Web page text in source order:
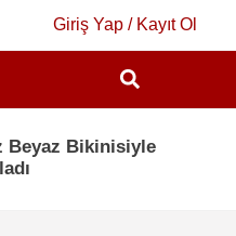
Giriş Yap / Kayıt Ol
Beyaz Bikinisiyle